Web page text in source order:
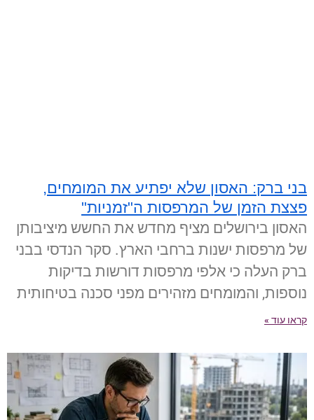
בני ברק: האסון שלא יפתיע את המומחים,
פצצת הזמן של המרפסות ה"זמניות"
האסון בירושלים מציף מחדש את החשש מיציבותן
של מרפסות ישנות ברחבי הארץ. סקר הנדסי בבני
ברק העלה כי אלפי מרפסות דורשות בדיקות
נוספות, והמומחים מזהירים מפני סכנה בטיחותית
קראו עוד »